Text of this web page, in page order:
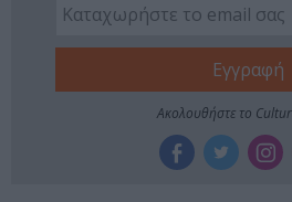
Ακολουθήστε το